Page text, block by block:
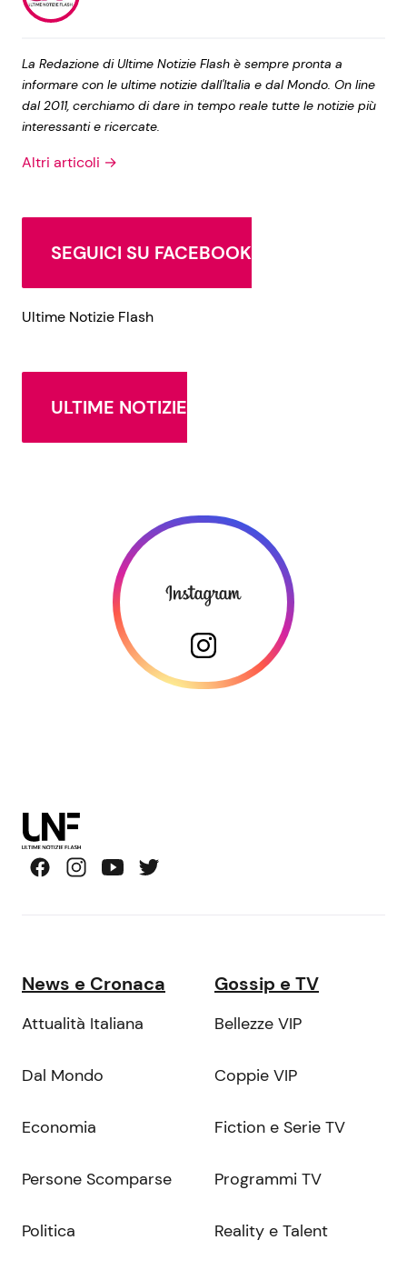
La Redazione di Ultime Notizie Flash è sempre pronta a
informare con le ultime notizie dall'Italia e dal Mondo. On line
dal 2011, cerchiamo di dare in tempo reale tutte le notizie più
interessanti e ricercate.
Altri articoli →
SEGUICI SU FACEBOOK
Ultime Notizie Flash
ULTIME NOTIZIE
News e Cronaca
Attualità Italiana
Dal Mondo
Economia
Persone Scomparse
Politica
Gossip e TV
Bellezze VIP
Coppie VIP
Fiction e Serie TV
Programmi TV
Reality e Talent